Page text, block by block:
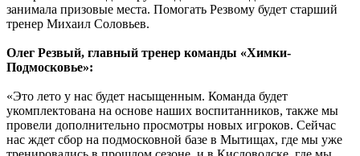
занимала призовые места. Помогать Резвому будет старший
тренер Михаил Соловьев.
Олег Резвый, главный тренер команды «Химки-
Подмосковье»:
«Это лето у нас будет насыщенным. Команда будет
укомплектована на основе наших воспитанников, также мы
провели дополнительно просмотры новых игроков. Сейчас
нас ждет сбор на подмосковной базе в Мытищах, где мы уже